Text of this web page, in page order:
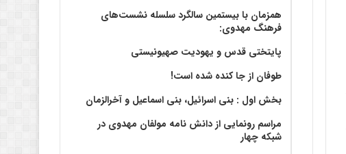
همزمان با بیستمین سالگرد سلسله نشست‌های
فرهنگ مهدوی:‌
پایتختی قدس و یهودیت صهیونیستی
طوفان از جا کنده شده است!
بخش اول : بنی اسرائیل، بنی اسماعیل و آخرالزمان
مراسم رونمایی از دانش نامه مولفان مهدوی در
شبکه چهار